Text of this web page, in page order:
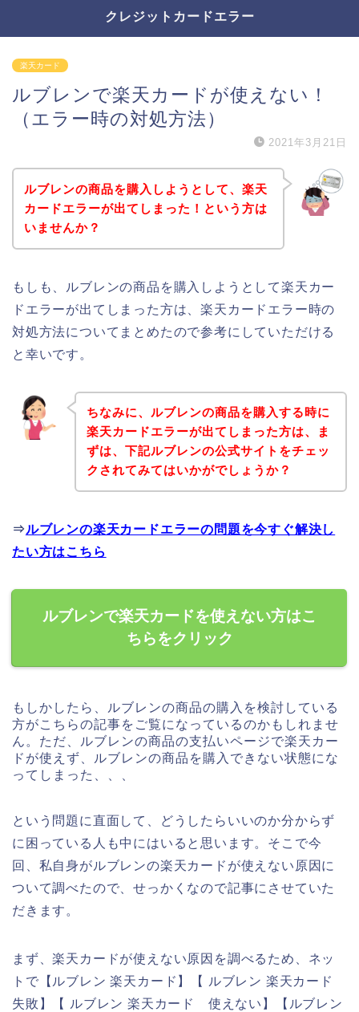
クレジットカードエラー
楽天カード
ルブレンで楽天カードが使えない！
（エラー時の対処方法）
2021年3月21日
ルブレンの商品を購入しようとして、楽天
カードエラーが出てしまった！という方は
いませんか？
もしも、ルブレンの商品を購入しようとして楽天カー
ドエラーが出てしまった方は、楽天カードエラー時の
対処方法についてまとめたので参考にしていただける
と幸いです。
ちなみに、ルブレンの商品を購入する時に
楽天カードエラーが出てしまった方は、ま
ずは、下記ルブレンの公式サイトをチェッ
クされてみてはいかがでしょうか？
⇒ルブレンの楽天カードエラーの問題を今すぐ解決し
たい方はこちら
ルブレンで楽天カードを使えない方はこ
ちらをクリック
もしかしたら、ルブレンの商品の購入を検討している
方がこちらの記事をご覧になっているのかもしれませ
ん。ただ、ルブレンの商品の支払いページで楽天カー
ドが使えず、ルブレンの商品を購入できない状態にな
ってしまった、、、
という問題に直面して、どうしたらいいのか分からず
に困っている人も中にはいると思います。そこで今
回、私自身がルブレンの楽天カードが使えない原因に
ついて調べたので、せっかくなので記事にさせていた
だきます。
まず、楽天カードが使えない原因を調べるため、ネッ
トで【ルブレン 楽天カード】【 ルブレン 楽天カード
失敗】【 ルブレン 楽天カード 使えない】【ルブレン